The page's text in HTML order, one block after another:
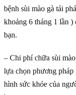
bệnh sùi mào gà tái
khoảng 6 tháng 1 lần
bạn.
– Chi phí chữa sùi
lựa chọn phương pháp
hình sức khỏe của